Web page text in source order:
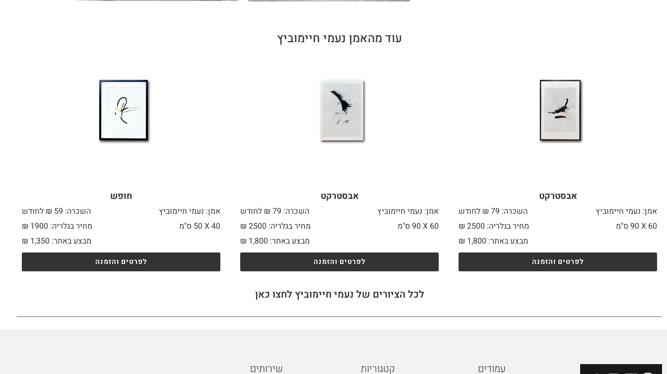
עוד מהאמן נעמי חיימוביץ
אבסטרקט
אמן: נעמי חיימוביץ
השכרה: 79 ₪ לחודש
60 X
מחיר בגלריה: 2500 ₪
מבצע באתר:
₪ 1,800
לפרטים והזמנה
אבסטרקט
אמן: נעמי חיימוביץ
השכרה: 79 ₪ לחודש
60 X
מחיר בגלריה: 2500 ₪
מבצע באתר:
₪ 1,800
לפרטים והזמנה
חופש
אמן: נעמי חיימוביץ
השכרה: 59 ₪ לחודש
40 X
מחיר בגלריה: 1900 ₪
מבצע באתר:
₪ 1,350
לפרטים והזמנה
לכל הציורים של נעמי חיימוביץ לחצו כאן
עמודים קטגוריות שירותים